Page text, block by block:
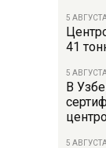
5
41
5
В
5